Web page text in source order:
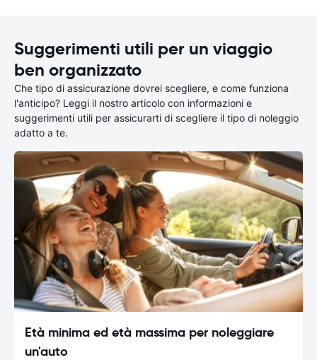
Suggerimenti utili per un viaggio
ben organizzato
Che tipo di assicurazione dovrei scegliere, e come funziona
l'anticipo? Leggi il nostro articolo con informazioni e
suggerimenti utili per assicurarti di scegliere il tipo di noleggio
adatto a te.
Età minima ed età massima per noleggiare
un'auto